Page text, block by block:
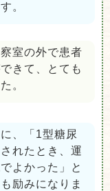
。
室の外で患者
きて、とても
。
、「1型糖尿
れたとき、運
よかった」と
励みになりま